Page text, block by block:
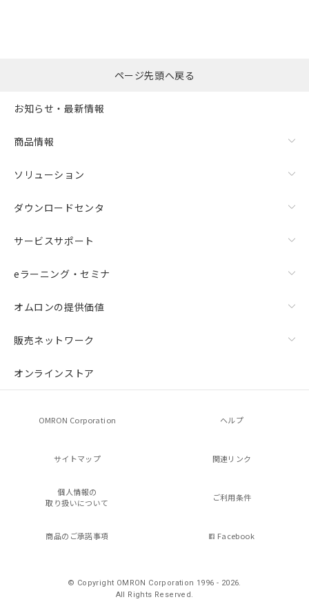
ページ先頭へ戻る
お知らせ・最新情報
商品情報
ソリューション
ダウンロードセンタ
サービスサポート
eラーニング・セミナ
オムロンの提供価値
販売ネットワーク
オンラインストア
OMRON Corporation ヘルプ
サイトマップ 関連リンク
個人情報の
取り扱いについて
ご利用条件
商品のご承諾事項 Facebook
© Copyright OMRON Corporation 1996 - 2026.
All Rights Reserved.